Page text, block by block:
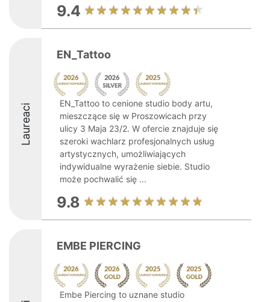
9.4
Laureaci
EN_Tattoo
EN_Tattoo to cenione studio body artu,
mieszczące się w Proszowicach przy
ulicy 3 Maja 23/2. W ofercie znajduje się
szeroki wachlarz profesjonalnych usług
artystycznych, umożliwiających
indywidualne wyrażenie siebie. Studio
może pochwalić się ...
9.8
EMBE PIERCING
Embe Piercing to uznane studio